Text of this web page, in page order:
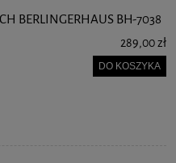
BERLINGERHAUS BH-7038
289,00 zł
DO KOSZYKA